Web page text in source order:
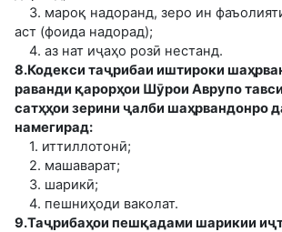
3. мароқ надоранд, зеро ин
аст (фоида надорад);
4. аз нат иҷаҳо розӣ нестанд.
8.Кодекси таҷрибаи иштироки
раванди қарорҳои Шӯрои Аврупо
сатҳҳои зерини ҷалби шаҳрвандонро
намегирад:
1. иттиллотонӣ;
2. машаварат;
3. шарикӣ;
4. пешниҳоди ваколат.
9.Таҷрибаҳои пешқадами шарикии